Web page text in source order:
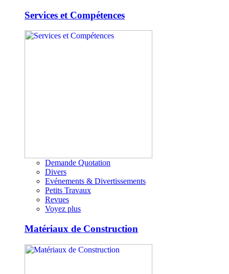
Services et Compétences
Demande Quotation
Divers
Evénements & Divertissements
Petits Travaux
Revues
Voyez plus
Matériaux de Construction